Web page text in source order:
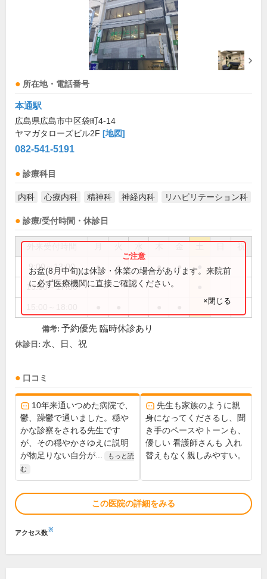
所在地・電話番号
本通駅
広島県広島市中区袋町4-14
ヤマガタローズビル2F [地図]
082-541-5191
診療科目
内科 心療内科 精神科 神経内科 リハビリテーション科
診療/受付時間・休診日
祝
9:00～13:00 ● ● ● ●
15:00～17:00
お盆(8月中旬)は休診・休業の場合があります。来院前
に必ず医療機関に直接ご確認ください。
×閉じる
備考: 予約優先 臨時休診あり
休診日: 水、日、祝
口コミ
10年来通いつめた病院で、
鬱、躁鬱で通いました。穏や
かな診察をされる先生です
が、その穏やかさゆえに説明
が物足りない自分が...
もっと読
む
先生も家族のように親
身になってくださるし、聞
き手のペースやトーンも、
優しい 看護師さんも 入れ
替えもなく親しみやすい。
この医院の詳細をみる
アクセス数※